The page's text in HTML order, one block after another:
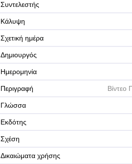
Συντελεστής
Κάλυψη
Σχετική ημέρα
Δημιουργός
Ημερομηνία
Περιγραφή Βίντεο
Γλώσσα
Εκδότης
Σχέση
Δικαιώματα χρήσης